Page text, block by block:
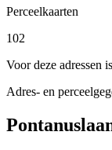
Perceelkaarten
102
Voor deze adressen
Adres- en